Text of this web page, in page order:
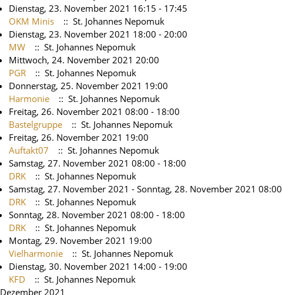
Dienstag, 23. November 2021 16:15 - 17:45
OKM Minis
:: St. Johannes Nepomuk
Dienstag, 23. November 2021 18:00 - 20:00
MW
:: St. Johannes Nepomuk
Mittwoch, 24. November 2021 20:00
PGR
:: St. Johannes Nepomuk
Donnerstag, 25. November 2021 19:00
Harmonie
:: St. Johannes Nepomuk
Freitag, 26. November 2021 08:00 - 18:00
Bastelgruppe
:: St. Johannes Nepomuk
Freitag, 26. November 2021 19:00
Auftakt07
:: St. Johannes Nepomuk
Samstag, 27. November 2021 08:00 - 18:00
DRK
:: St. Johannes Nepomuk
Samstag, 27. November 2021 - Sonntag, 28. November 2021 08:00
DRK
:: St. Johannes Nepomuk
Sonntag, 28. November 2021 08:00 - 18:00
DRK
:: St. Johannes Nepomuk
Montag, 29. November 2021 19:00
Vielharmonie
:: St. Johannes Nepomuk
Dienstag, 30. November 2021 14:00 - 19:00
KFD
:: St. Johannes Nepomuk
Dezember 2021